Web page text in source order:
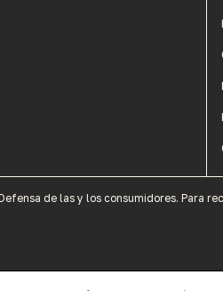
de las y los consumidores. Para